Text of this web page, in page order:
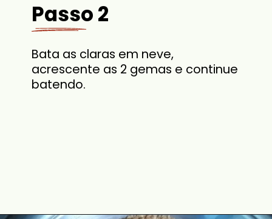
Passo 2
Bata as claras em neve,
acrescente as 2 gemas e continue
batendo.